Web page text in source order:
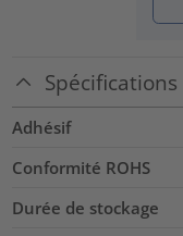
Spécifications
Adhésif
Conformité ROHS
Durée de stockage